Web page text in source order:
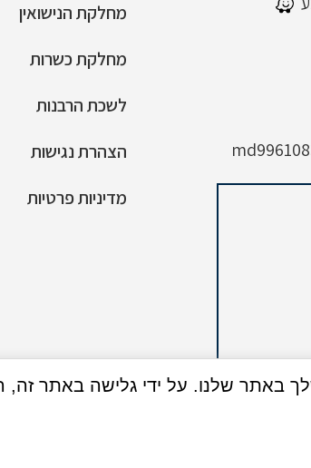
מחלקת הנישואין
מחלקת כשרות
לשכת הרבנות
הצהרת נגישות
מדיניות פרטיות